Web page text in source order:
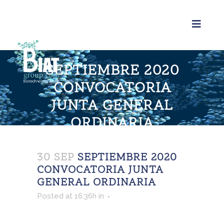
SEPTIEMBRE 2020
CONVOCATORIA
JUNTA GENERAL
ORDINARIA
30 SEP SEPTIEMBRE 2020
CONVOCATORIA JUNTA
GENERAL ORDINARIA
Posted at 16:36h in